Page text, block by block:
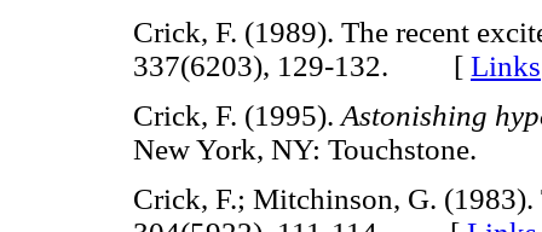
Crick, F. (1989). The recent
337(6203), 129-132. [ Links
Crick, F. (1995). Astonishing
New York, NY:
Crick, F.; Mitchinson, G.